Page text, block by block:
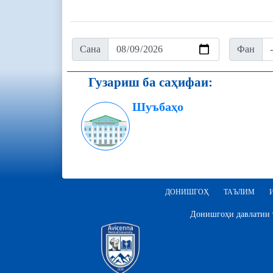
Сана Фан
Гузариш ба саҳифаи:
Шуъбаҳо
ДОНИШГОҲ ТАЪЛИМ
Донишгоҳи